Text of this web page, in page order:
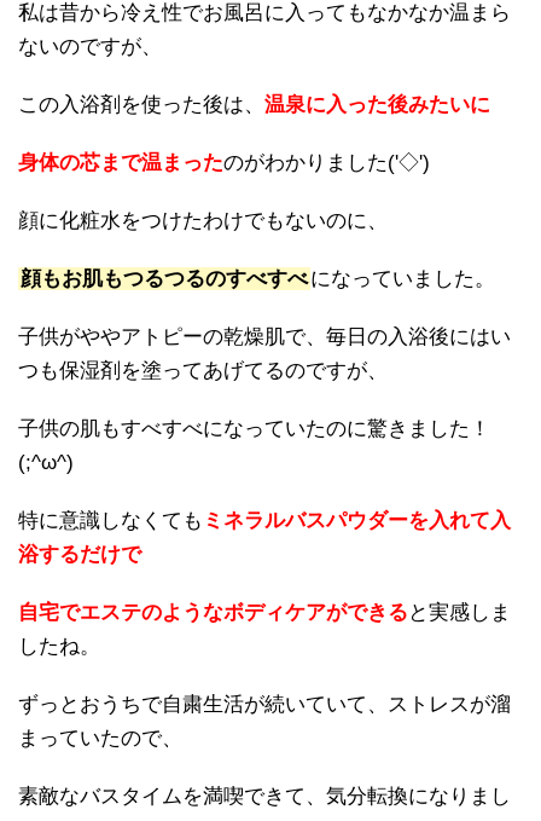
私は昔から冷え性でお風呂に入ってもなかなか温まら
ないのですが、
この入浴剤を使った後は、 温泉に入った後みたいに
身体の芯まで温まったのがわかりました('◇')ゞ
顔に化粧水をつけたわけでもないのに、
顔もお肌もつるつるのすべすべになっていました。
子供がややアトピーの乾燥肌で、毎日の入浴後にはい
つも保湿剤を塗ってあげてるのですが、
子供の肌もすべすべになっていたのに驚きました！
(;^ω^)
特に意識しなくても ミネラルバスパウダーを入れて入
浴するだけで
自宅でエステのようなボディケアができる と実感しま
したね。
ずっとおうちで自粛生活が続いていて、ストレスが溜
まっていたので、
素敵なバスタイムを満喫できて、気分転換になりまし